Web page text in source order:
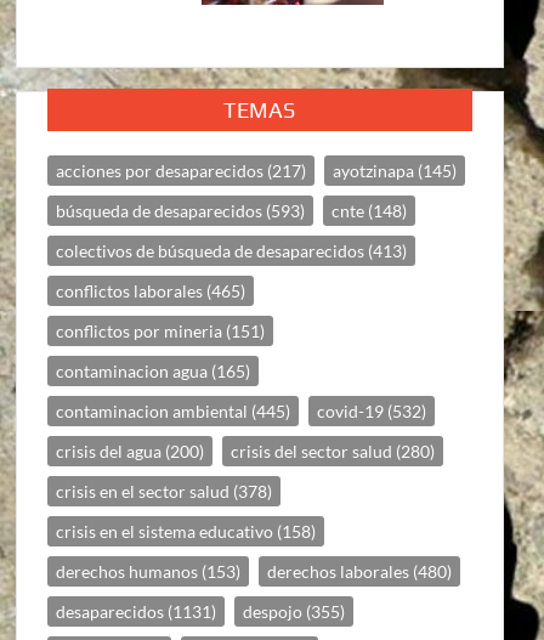
TEMAS
acciones por desaparecidos (217) ayotzinapa (145)
búsqueda de desaparecidos (593) cnte (148)
colectivos de búsqueda de desaparecidos (413)
conflictos laborales (465)
conflictos por mineria (151)
contaminacion agua (165)
contaminacion ambiental (445) covid-19 (532)
crisis del agua (200) crisis del sector salud (280)
crisis en el sector salud (378)
crisis en el sistema educativo (158)
derechos humanos (153) derechos laborales (480)
desaparecidos (1131) despojo (355)